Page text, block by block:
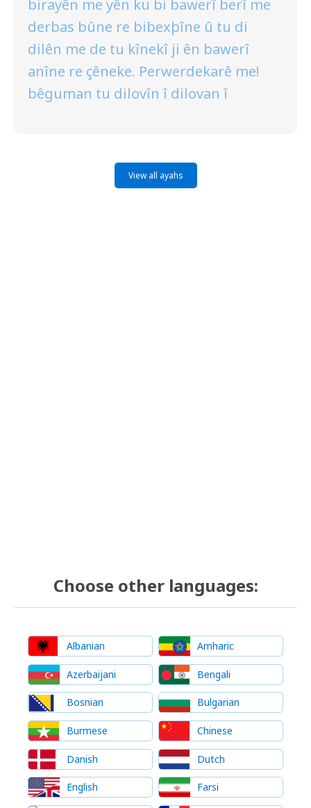
birayên me yên ku bi bawerî berî me
derbas bûne re bibexþîne û tu di
dilên me de tu kînekî ji ên bawerî
anîne re çêneke. Perwerdekarê me!
bêguman tu dilovîn î dilovan î
View all ayahs
Choose other languages:
Albanian Amharic
Azerbaijani Bengali
Bosnian Bulgarian
Burmese Chinese
Danish Dutch
English Farsi